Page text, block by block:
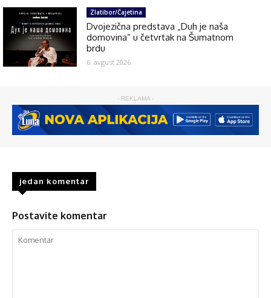
Zlatibor/Čajetina
Dvojezična predstava „Duh je naša
domovina” u četvrtak na Šumatnom
brdu
6. avgust 2026.
- REKLAMA -
jedan komentar
Postavite komentar